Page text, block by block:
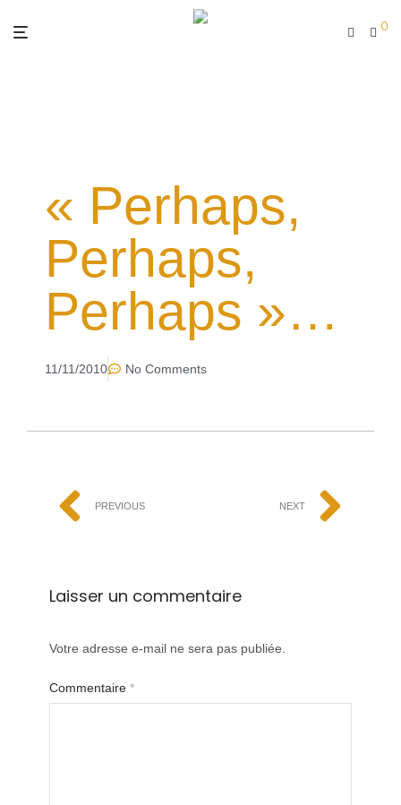
0
« Perhaps,
Perhaps,
Perhaps »…
11/11/2010 No Comments
PREVIOUS NEXT
Laisser un commentaire
Votre adresse e-mail ne sera pas publiée.
Commentaire *